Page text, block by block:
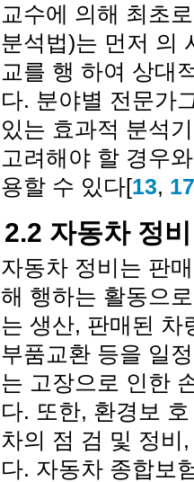
교수에 의해 최초
분석법)는 먼저 의
교를 행 하여 상대
다. 분야별 전문가
있는 효과적 분석
고려해야 할 경우
용할 수 있다[13, 17
2.2 자동차 정
자동차 정비는 판
해 행하는 활동으
는 생산, 판매된 차
부품교환 등을 일
는 고장으로 인한
다. 또한, 환경보
차의 점 검 및 정비
다. 자동차 종합보